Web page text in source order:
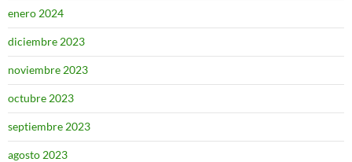
enero 2024
diciembre 2023
noviembre 2023
octubre 2023
septiembre 2023
agosto 2023